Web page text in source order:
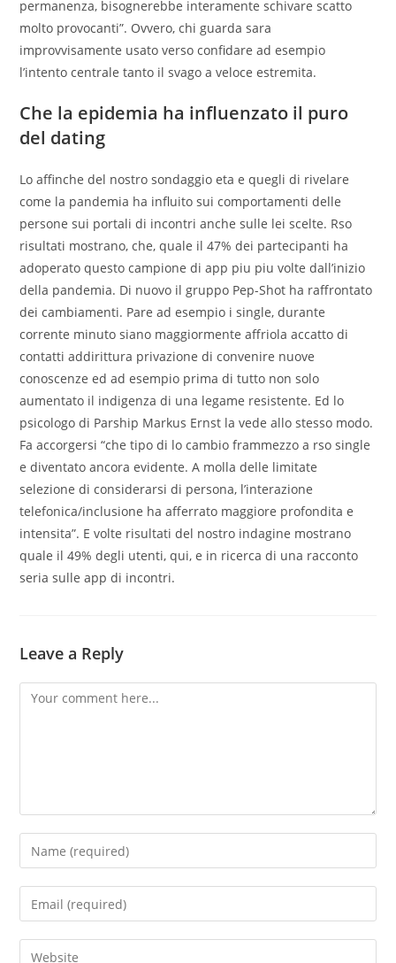
permanenza, bisognerebbe interamente schivare scatto
molto provocanti”. Ovvero, chi guarda sara
improvvisamente usato verso confidare ad esempio
l’intento centrale tanto il svago a veloce estremita.
Che la epidemia ha influenzato il puro
del dating
Lo affinche del nostro sondaggio eta e quegli di rivelare
come la pandemia ha influito sui comportamenti delle
persone sui portali di incontri anche sulle lei scelte. Rso
risultati mostrano, che, quale il 47% dei partecipanti ha
adoperato questo campione di app piu piu volte dall’inizio
della pandemia. Di nuovo il gruppo Pep-Shot ha raffrontato
dei cambiamenti. Pare ad esempio i single, durante
corrente minuto siano maggiormente affriola accatto di
contatti addirittura privazione di convenire nuove
conoscenze ed ad esempio prima di tutto non solo
aumentato il indigenza di una legame resistente. Ed lo
psicologo di Parship Markus Ernst la vede allo stesso modo.
Fa accorgersi “che tipo di lo cambio frammezzo a rso single
e diventato ancora evidente. A molla delle limitate
selezione di considerarsi di persona, l’interazione
telefonica/inclusione ha afferrato maggiore profondita e
intensita”. E volte risultati del nostro indagine mostrano
quale il 49% degli utenti, qui, e in ricerca di una racconto
seria sulle app di incontri.
Leave a Reply
Comment
Enter
your
name
Enter
your
email
Enter